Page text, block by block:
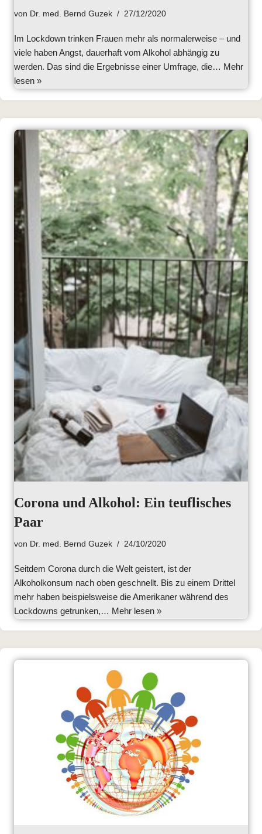
von Dr. med. Bernd Guzek 27/12/2020
Im Lockdown trinken Frauen mehr als normalerweise – und
viele haben Angst, dauerhaft vom Alkohol abhängig zu
werden. Das sind die Ergebnisse einer Umfrage, die… Mehr
lesen »
Corona und Alkohol: Ein teuflisches
Paar
von Dr. med. Bernd Guzek 24/10/2020
Seitdem Corona durch die Welt geistert, ist der
Alkoholkonsum nach oben geschnellt. Bis zu einem Drittel
mehr haben beispielsweise die Amerikaner während des
Lockdowns getrunken,… Mehr lesen »